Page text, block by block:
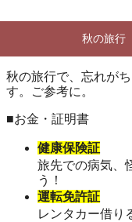
秋の旅行
秋の旅行で、忘れが
す。ご参考に。
■お金・証明書
健康保険証
旅先での病気、
う！
運転免許証
レンタカー借り